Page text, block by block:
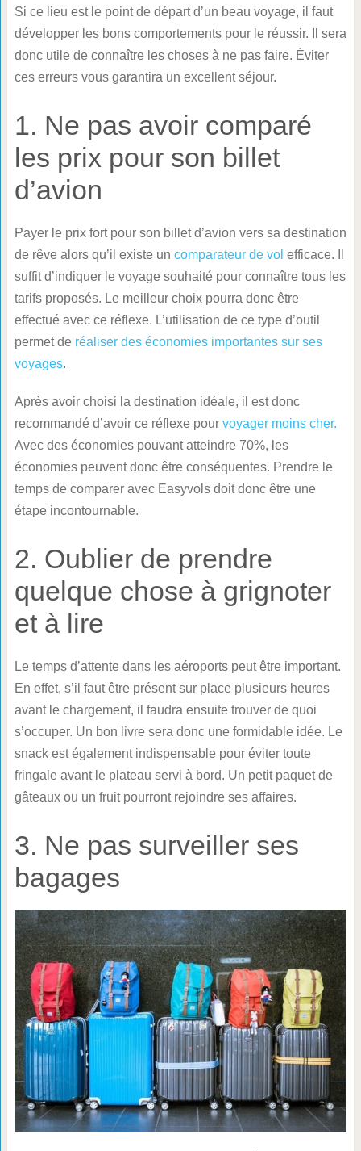
Si ce lieu est le point de départ d’un beau voyage, il faut
développer les bons comportements pour le réussir. Il sera
donc utile de connaître les choses à ne pas faire. Éviter
ces erreurs vous garantira un excellent séjour.
1. Ne pas avoir comparé
les prix pour son billet
d’avion
Payer le prix fort pour son billet d’avion vers sa destination
de rêve alors qu’il existe un comparateur de vol efficace. Il
suffit d’indiquer le voyage souhaité pour connaître tous les
tarifs proposés. Le meilleur choix pourra donc être
effectué avec ce réflexe. L’utilisation de ce type d’outil
permet de réaliser des économies importantes sur ses
voyages.
Après avoir choisi la destination idéale, il est donc
recommandé d’avoir ce réflexe pour voyager moins cher.
Avec des économies pouvant atteindre 70%, les
économies peuvent donc être conséquentes. Prendre le
temps de comparer avec Easyvols doit donc être une
étape incontournable.
2. Oublier de prendre
quelque chose à grignoter
et à lire
Le temps d’attente dans les aéroports peut être important.
En effet, s’il faut être présent sur place plusieurs heures
avant le chargement, il faudra ensuite trouver de quoi
s’occuper. Un bon livre sera donc une formidable idée. Le
snack est également indispensable pour éviter toute
fringale avant le plateau servi à bord. Un petit paquet de
gâteaux ou un fruit pourront rejoindre ses affaires.
3. Ne pas surveiller ses
bagages